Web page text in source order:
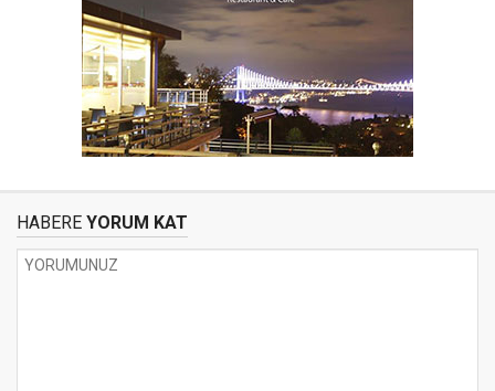
HABERE YORUM KAT